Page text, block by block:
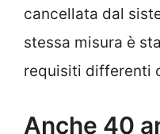
cancellata dal
stessa misura è
requisiti differenti
Anche 40